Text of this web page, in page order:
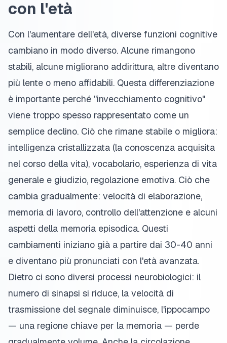
con l'età
Con l'aumentare dell'età, diverse funzioni cognitive
cambiano in modo diverso. Alcune rimangono
stabili, alcune migliorano addirittura, altre diventano
più lente o meno affidabili. Questa differenziazione
è importante perché "invecchiamento cognitivo"
viene troppo spesso rappresentato come un
semplice declino. Ciò che rimane stabile o migliora:
intelligenza cristallizzata (la conoscenza acquisita
nel corso della vita), vocabolario, esperienza di vita
generale e giudizio, regolazione emotiva. Ciò che
cambia gradualmente: velocità di elaborazione,
memoria di lavoro, controllo dell'attenzione e alcuni
aspetti della memoria episodica. Questi
cambiamenti iniziano già a partire dai 30-40 anni
e diventano più pronunciati con l'età avanzata.
Dietro ci sono diversi processi neurobiologici: il
numero di sinapsi si riduce, la velocità di
trasmissione del segnale diminuisce, l'ippocampo
— una regione chiave per la memoria — perde